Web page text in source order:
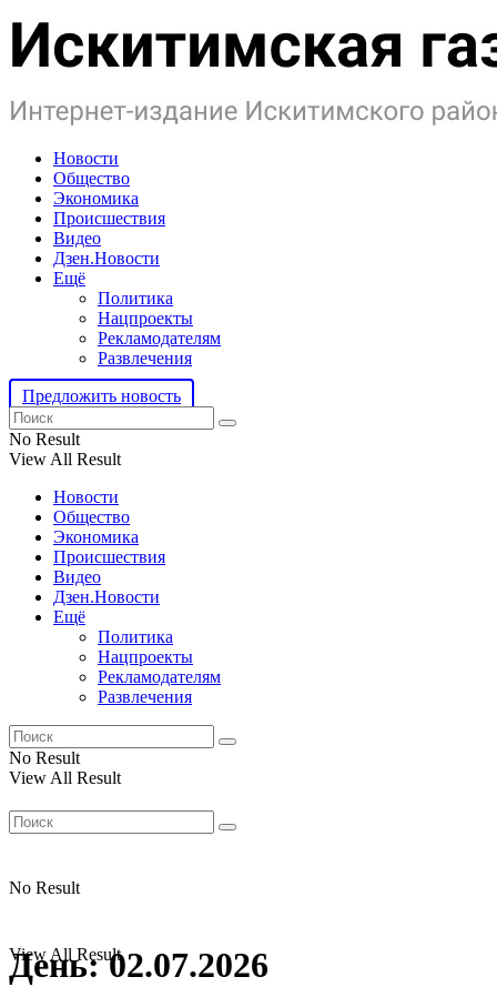
Новости
Общество
Экономика
Происшествия
Видео
Дзен.Новости
Ещё
Политика
Нацпроекты
Рекламодателям
Развлечения
Предложить новость
No Result
View All Result
Новости
Общество
Экономика
Происшествия
Видео
Дзен.Новости
Ещё
Политика
Нацпроекты
Рекламодателям
Развлечения
No Result
View All Result
No Result
View All Result
День:02.07.2026